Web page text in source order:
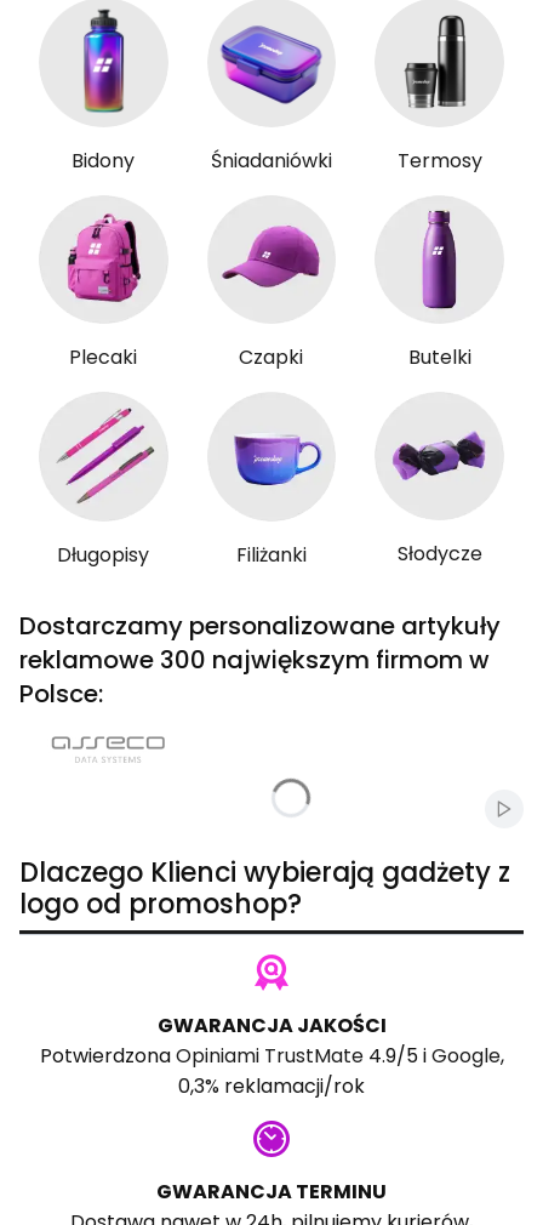
Bidony Śniadaniówki Termosy
Plecaki Czapki Butelki
Długopisy Filiżanki Słodycze
Dostarczamy personalizowane artykuły
reklamowe 300 największym firmom w
Polsce:
Dlaczego Klienci wybierają gadżety z
logo od promoshop?
GWARANCJA JAKOŚCI
PotwierdzonaOpiniami TrustMate4.9/5 iGoogle,
0,3% reklamacji/rok
GWARANCJA TERMINU